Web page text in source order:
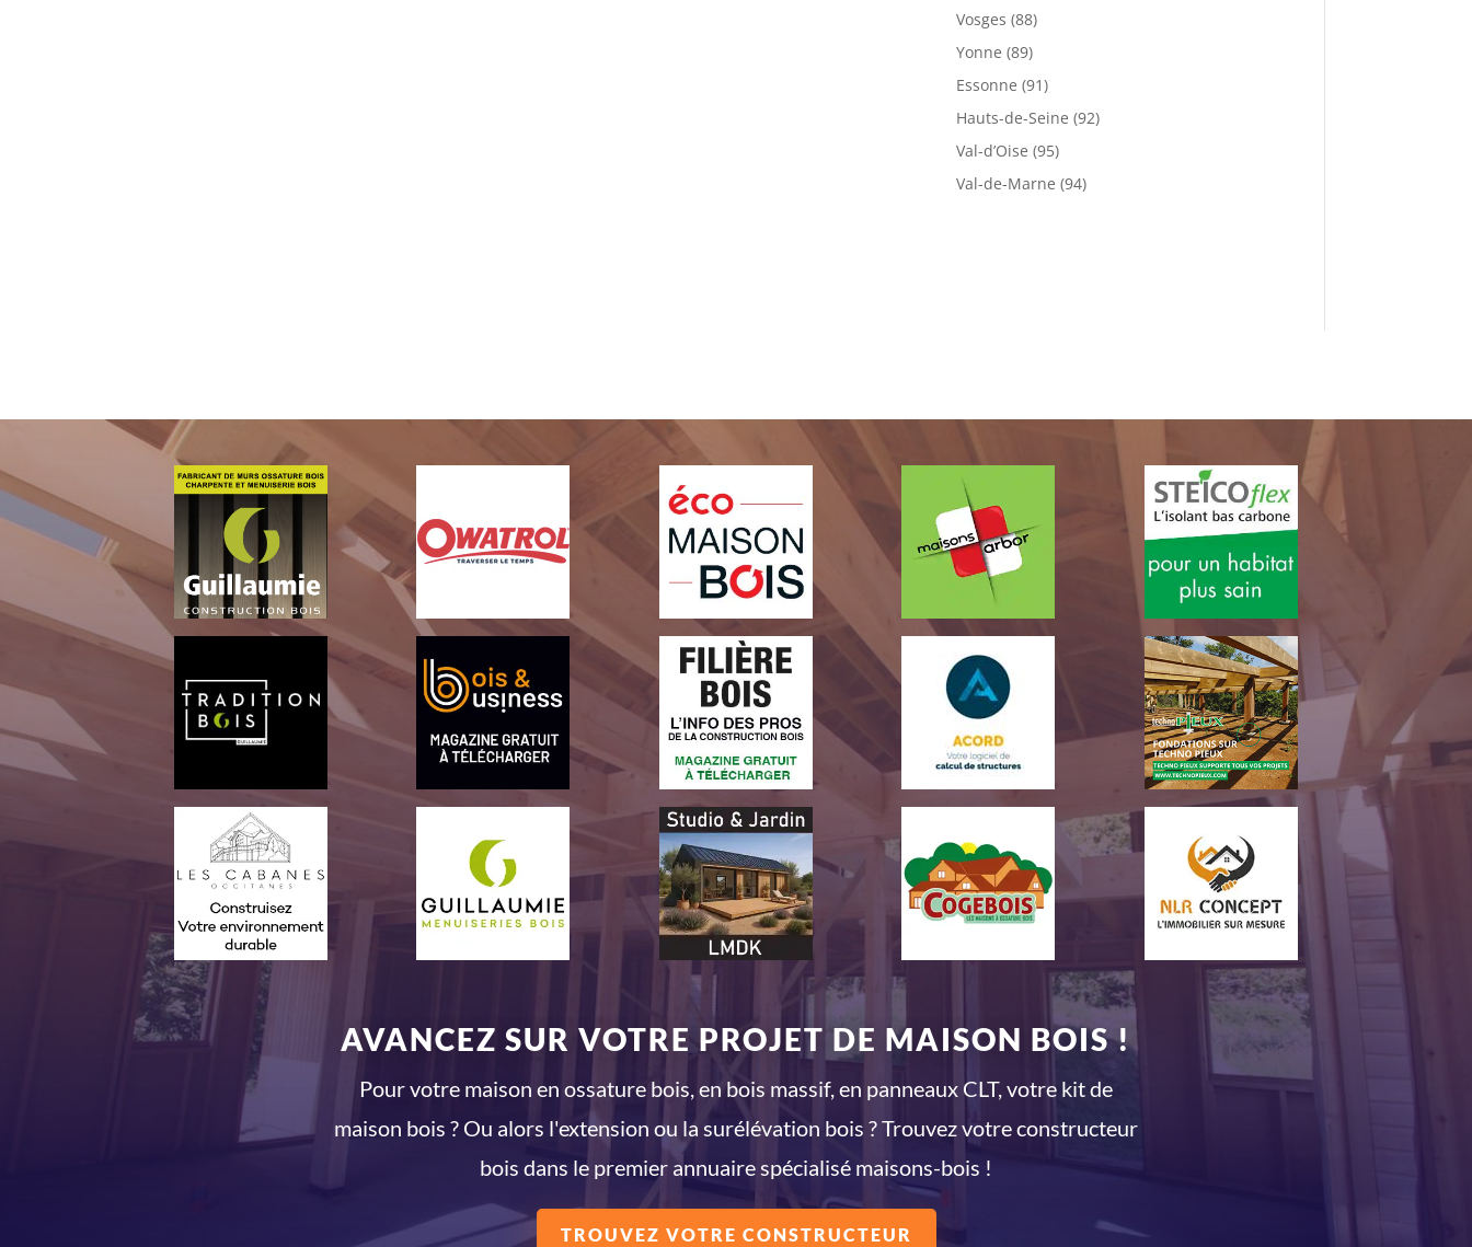
Vosges (88)
Yonne (89)
Essonne (91)
Hauts-de-Seine (92)
Val-d’Oise (95)
Val-de-Marne (94)
AVANCEZ SUR VOTRE PROJET DE MAISON BOIS !
Pour votre maison en ossature bois, en bois massif, en panneaux CLT, votre kit de
maison bois ? Ou alors l'extension ou la surélévation bois ? Trouvez votre constructeur
bois dans le premier annuaire spécialisé maisons-bois !
TROUVEZ VOTRE CONSTRUCTEUR